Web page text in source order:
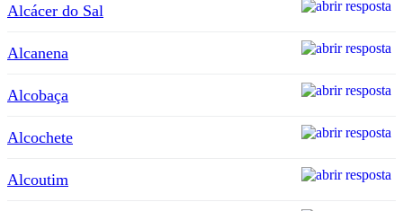
Alcácer do Sal
Alcanena
Alcobaça
Alcochete
Alcoutim